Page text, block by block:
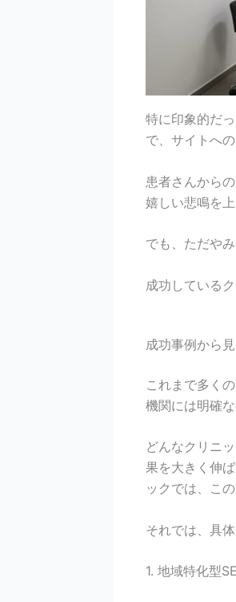
特に印象的だ
で、サイトへ
患者さんから
嬉しい悲鳴を上
でも、ただや
成功している
成功事例から
これまで多く
機関には明確
どんなクリニ
果を大きく伸
ックでは、こ
それでは、具
1. 地域特化型